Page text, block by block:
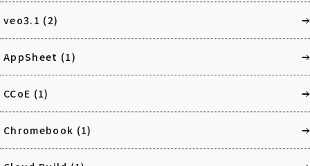
veo3.1 (2)
AppSheet (1)
CCoE (1)
Chromebook (1)